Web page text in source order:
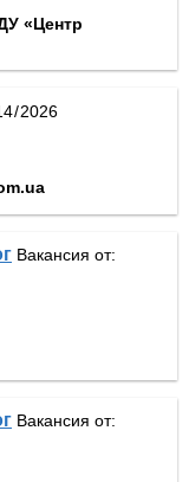
«Центр
Вакансия от:
Вакансия от: